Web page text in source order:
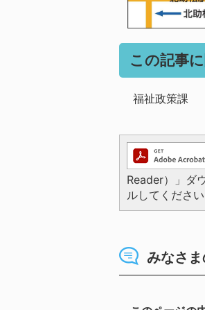
この記事
福祉政策課
Reader）」ダ
ルしてください
みなさ